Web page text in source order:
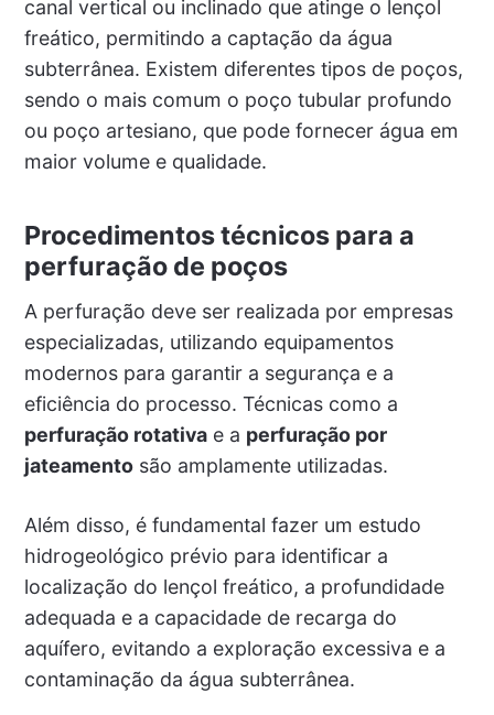
canal vertical ou inclinado que atinge o lençol
freático, permitindo a captação da água
subterrânea. Existem diferentes tipos de poços,
sendo o mais comum o poço tubular profundo
ou poço artesiano, que pode fornecer água em
maior volume e qualidade.
Procedimentos técnicos para a
perfuração de poços
A perfuração deve ser realizada por empresas
especializadas, utilizando equipamentos
modernos para garantir a segurança e a
eficiência do processo. Técnicas como a
perfuração rotativae a perfuração por
jateamentosão amplamente utilizadas.
Além disso, é fundamental fazer um estudo
hidrogeológico prévio para identificar a
localização do lençol freático, a profundidade
adequada e a capacidade de recarga do
aquífero, evitando a exploração excessiva e a
contaminação da água subterrânea.